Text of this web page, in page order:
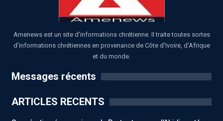
Amenews est un site d'informations chrétienne. Il traite toutes sortes
d'informations chrétiennes en provenance de Côte d'Ivoire, d'Afrique
et du monde.
Messages récents
ARTICLES RECENTS